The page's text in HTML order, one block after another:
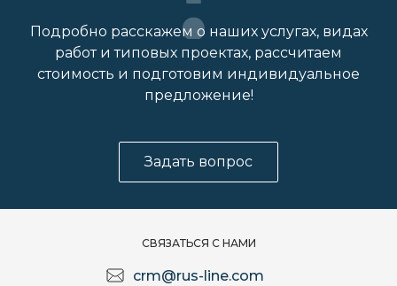
Подробно расскажем о наших услугах, видах
работ и типовых проектах, рассчитаем
стоимость и подготовим индивидуальное
предложение!
Задать вопрос
СВЯЗАТЬСЯ С НАМИ
crm@rus-line.com